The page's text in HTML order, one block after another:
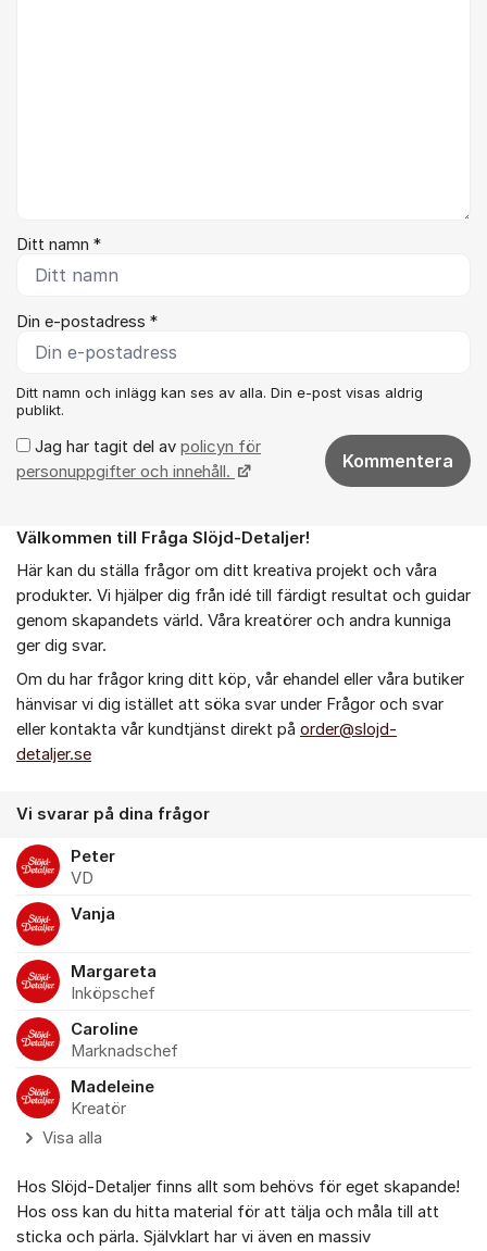
Ditt namn *
Din e-postadress *
Ditt namn och inlägg kan ses av alla. Din e-post visas aldrig
publikt.
Jag har tagit del av policyn för
personuppgifter och innehåll.
Kommentera
Om forumet
Välkommen till Fråga Slöjd-Detaljer!
Här kan du ställa frågor om ditt kreativa projekt och våra
produkter. Vi hjälper dig från idé till färdigt resultat och guidar
genom skapandets värld. Våra kreatörer och andra kunniga
ger dig svar.
Om du har frågor kring ditt köp, vår ehandel eller våra butiker
hänvisar vi dig istället att söka svar under Frågor och svar
eller kontakta vår kundtjänst direkt på order@slojd-
detaljer.se
Vi svarar på dina frågor
Peter
VD
Vanja
Margareta
Inköpschef
Caroline
Marknadschef
Madeleine
Kreatör
Visa alla
Hos Slöjd-Detaljer finns allt som behövs för eget skapande!
Hos oss kan du hitta material för att tälja och måla till att
sticka och pärla. Självklart har vi även en massiv